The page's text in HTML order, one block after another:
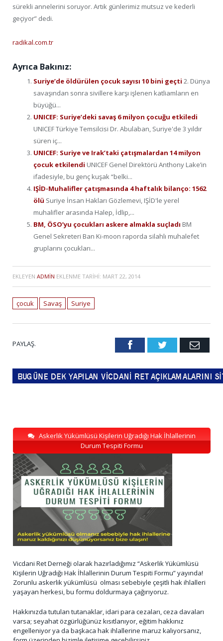
sürekli annelerini soruyor. Artık günlerimiz mutsuz ve kederli
geçiyor” dedi.
radikal.com.tr
Ayrıca Bakınız:
Suriye’de öldürülen çocuk sayısı 10 bini geçti 2. Dünya
savaşından sonra sivillere karşı işlenen katliamların en
büyüğü...
UNICEF: Suriye’deki savaş 6 milyon çocuğu etkiledi
UNICEF Türkiye Temsilcisi Dr. Abulaban, Suriye'de 3 yıldır
süren iç...
UNICEF: Suriye ve Irak’taki çatışmalardan 14 milyon
çocuk etkilendi UNICEF Genel Direktörü Anthony Lake’in
ifadesiyle, bu genç kuşak “belki...
IŞİD-Muhalifler çatışmasında 4 haftalık bilanço: 1562
ölü Suriye İnsan Hakları Gözlemevi, IŞİD'le yerel
muhalifler arasında Halep, İdlip,...
BM, ÖSO’yu çocukları askere almakla suçladı BM
Genel Sekreteri Ban Ki-moon raporda silahlı muhalefet
gruplarını çocukları...
EKLEYEN ADMIN EKLENME TARIHI: MART 22, 2014
çocuk Savaş Suriye
PAYLAŞ. FacebookTwitter Email
Askerlik Yükümlüsü Kişilerin Uğradığı Hak İhlallerinin
Durum Tespiti Formu
Vicdani Ret Derneği olarak hazırladığımız “Askerlik Yükümlüsü
Kişilerin Uğradığı Hak İhlallerinin Durum Tespiti Formu” yayında!
Zorunlu askerlik yükümlüsü olması sebebiyle çeşitli hak ihlalleri
yaşayan herkesi, bu formu doldurmaya çağırıyoruz.
Hakkınızda tutulan tutanaklar, idari para cezaları, ceza davaları
varsa; seyahat özgürlüğünüz kısıtlanıyor, eğitim hakkınız
engelleniyor ya da başkaca hak ihlallerine maruz kalıyorsanız,